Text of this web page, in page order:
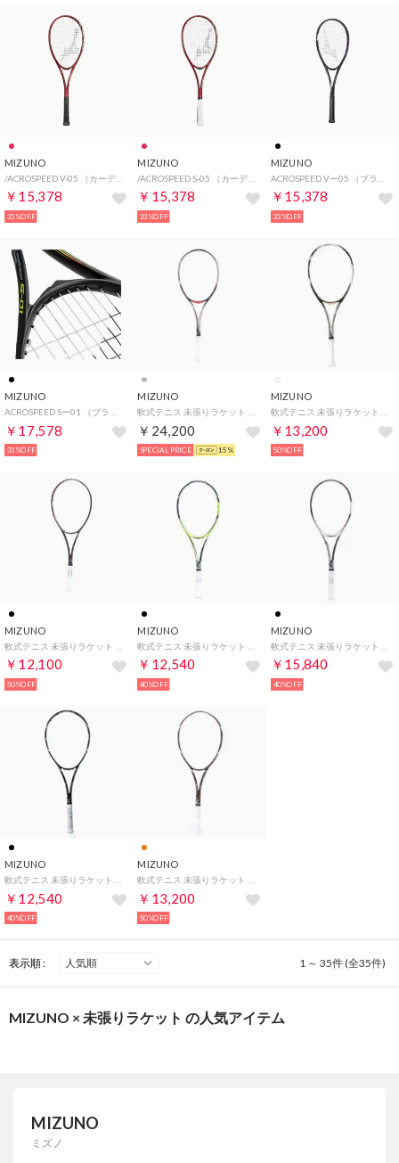
MIZUNO
￥15,378
33%OFF
MIZUNO
￥15,378
33%OFF
MIZUNO
￥15,378
33%OFF
MIZUNO
￥17,578
33%OFF
MIZUNO
￥24,200
SPECIAL PRICE 15%
MIZUNO
￥13,200
50%OFF
MIZUNO
￥12,100
50%OFF
MIZUNO
￥12,540
40%OFF
MIZUNO
￥15,840
40%OFF
MIZUNO
￥12,540
40%OFF
MIZUNO
￥13,200
50%OFF
表示順 : 1 ～ 35件 (全35件)
MIZUNO × 未張りラケット の人気アイテム
MIZUNO
ミズノ